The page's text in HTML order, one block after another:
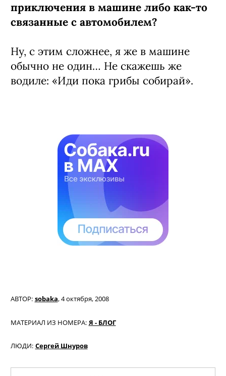
приключения в машине либо как-то
связанные с автомобилем?
Ну, с этим сложнее, я же в машине
обычно не один… Не скажешь же
водиле: «Иди пока грибы собирай».
АВТОР: sobaka,4 октября, 2008
МАТЕРИАЛ ИЗ НОМЕРА: Я - БЛОГ
ЛЮДИ: Сергей Шнуров